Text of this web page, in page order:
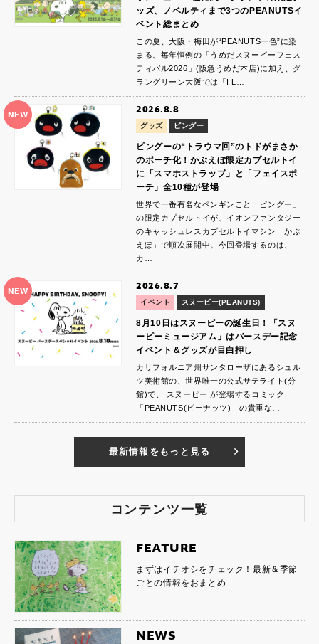
ッズ、ノベルティまで3つのPEANUTSイ
ベント総まとめ
この夏、大阪・梅田が“PEANUTS一色”に染
まる。毎年恒例の「うめだスヌーピーフェス
ティバル2026」(阪急うめだ本店)に加え、グ
ラングリーン大阪では「I L…
NEW 2026.8.8
グッズ ピングー
ピングーの“トラウマ回”のトドがまさか
のポーチ化！かぷえぼ限定カプセルトイ
に「スマホストラップ」と「フェイスポ
ーチ」全10種が登場
世界で一番有名なペンギンこと「ピングー」
の限定カプセルトイが、イオンファンタジー
のキャッシュレスカプセルトイマシン「かぷ
えぼ」で順次展開中。今回登場するのは、
カ…
NEW 2026.8.7
イベント スヌーピー(PEANUTS)
8月10日はスヌーピーの誕生日！「スヌ
ーピーミュージアム」はバースデー記念
イベント＆グッズが目白押し
カリフォルニア州サンタローザにあるシュル
ツ美術館の、世界唯一の公式サテライト(分
館)で、 スヌーピー が登場するコミック
「PEANUTS(ピーナッツ)」の貴重な…
最新情報をもっと見る
コンテンツ一覧
FEATURE
まずはイチオシをチェック！最新＆季節
ごとの情報をおまとめ
NEWS